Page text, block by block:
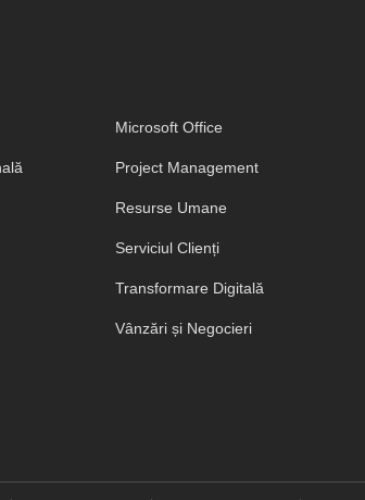
Microsoft Office
Project Management
Resurse Umane
Serviciul Clienți
Transformare Digitală
Vânzări și Negocieri